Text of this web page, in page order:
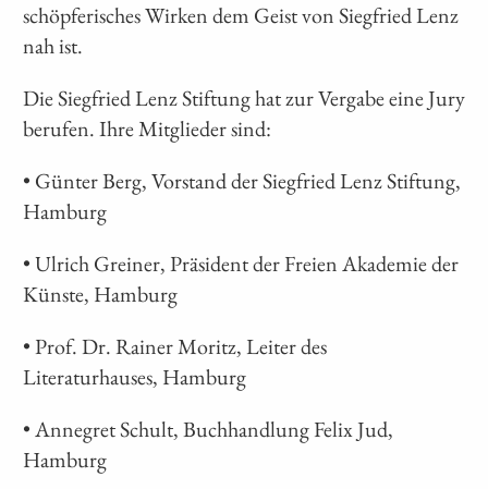
schöpferisches Wirken dem Geist von Siegfried Lenz
nah ist.
Die Siegfried Lenz Stiftung hat zur Vergabe eine Jury
berufen. Ihre Mitglieder sind:
• Günter Berg, Vorstand der Siegfried Lenz Stiftung,
Hamburg
• Ulrich Greiner, Präsident der Freien Akademie der
Künste, Hamburg
• Prof. Dr. Rainer Moritz, Leiter des
Literaturhauses, Hamburg
• Annegret Schult, Buchhandlung Felix Jud,
Hamburg